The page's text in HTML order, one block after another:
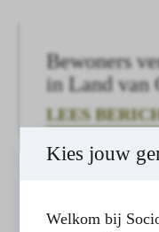
Bewoners
in Land van
LEES
Kies jouw
Welkom bij